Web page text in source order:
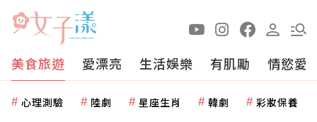
美食旅遊 愛漂亮 生活娛樂 有肌勵 情慾愛
心理測驗 陸劇 星座生肖 韓劇 彩妝保養